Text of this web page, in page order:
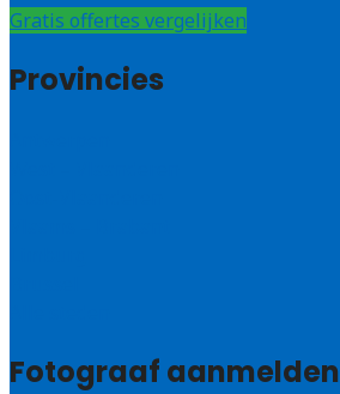
Gratis offertes vergelijken
Provincies
Fotograaf aanmelden